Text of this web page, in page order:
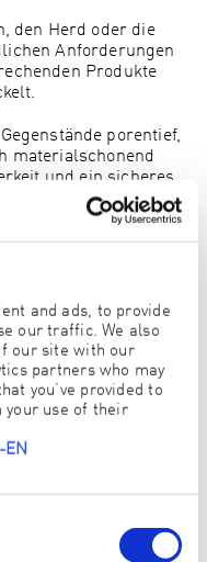
and ads, to provide
our traffic. We also
our site with our
partners who may
you’ve provided to
your use of their
EN
den Herd oder die
Anforderungen
Produkte
porentief,
materialschonend
und ein sicheres